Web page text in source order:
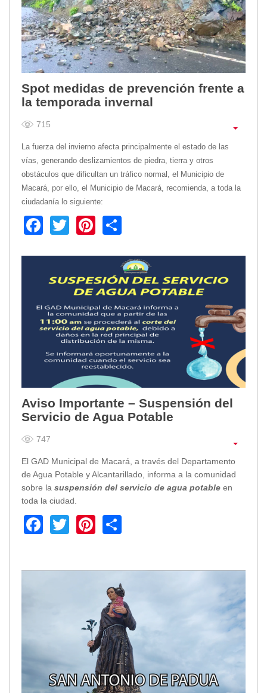
Spot medidas de prevención frente a
la temporada invernal
715
La fuerza del invierno afecta principalmente el estado de las
vías, generando deslizamientos de piedra, tierra y otros
obstáculos que dificultan un tráfico normal, el Municipio de
Macará, por ello, el Municipio de Macará, recomienda, a toda la
ciudadanía lo siguiente:
Facebook
TwitterPinterest
Aviso Importante – Suspensión del
Servicio de Agua Potable
747
El GAD Municipal de Macará, a través del Departamento
de Agua Potable y Alcantarillado, informa a la comunidad
sobre la suspensión del servicio de agua potable en
toda la ciudad.
Facebook
TwitterPinterest
2024
2023
2022
2021
2016
2018
2015
2014
2013
2012
EPRAMA
2022
2021
2020
Protección de Derechos
Empresa Pública de Vivienda
CPCCS
GAD Macará
Empresa Pública de Vivienda
P.A.C. - P.O.A.
P.D.L - P.D.O.T.
GACETA TRIBUTARIA
Ordenanzas/Resoluciones
Convenios
Consulta Pago de Impuesto